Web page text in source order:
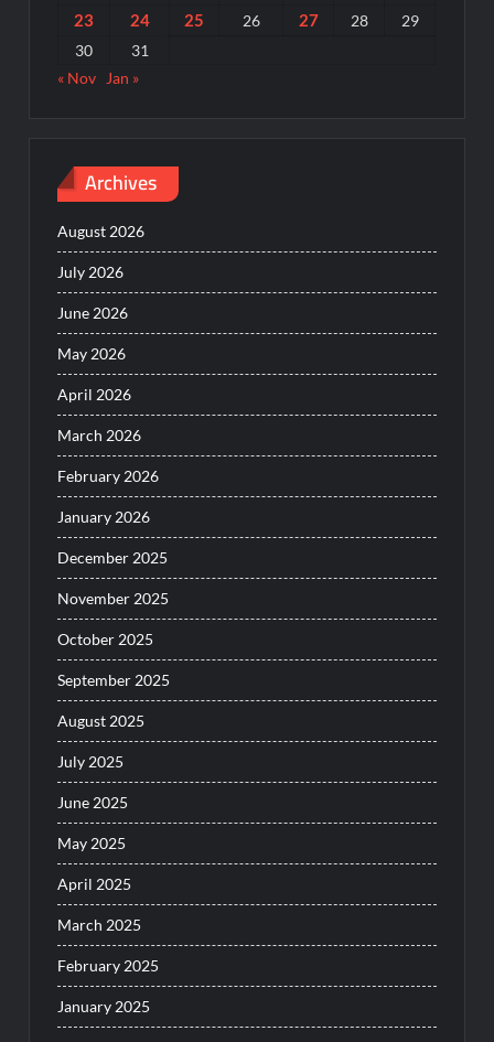
23 24 25 26 27 28
29
30
31
« Nov
Jan »
Archives
August 2026
July 2026
June 2026
May 2026
April 2026
March 2026
February 2026
January 2026
December 2025
November 2025
October 2025
September 2025
August 2025
July 2025
June 2025
May 2025
April 2025
March 2025
February 2025
January 2025